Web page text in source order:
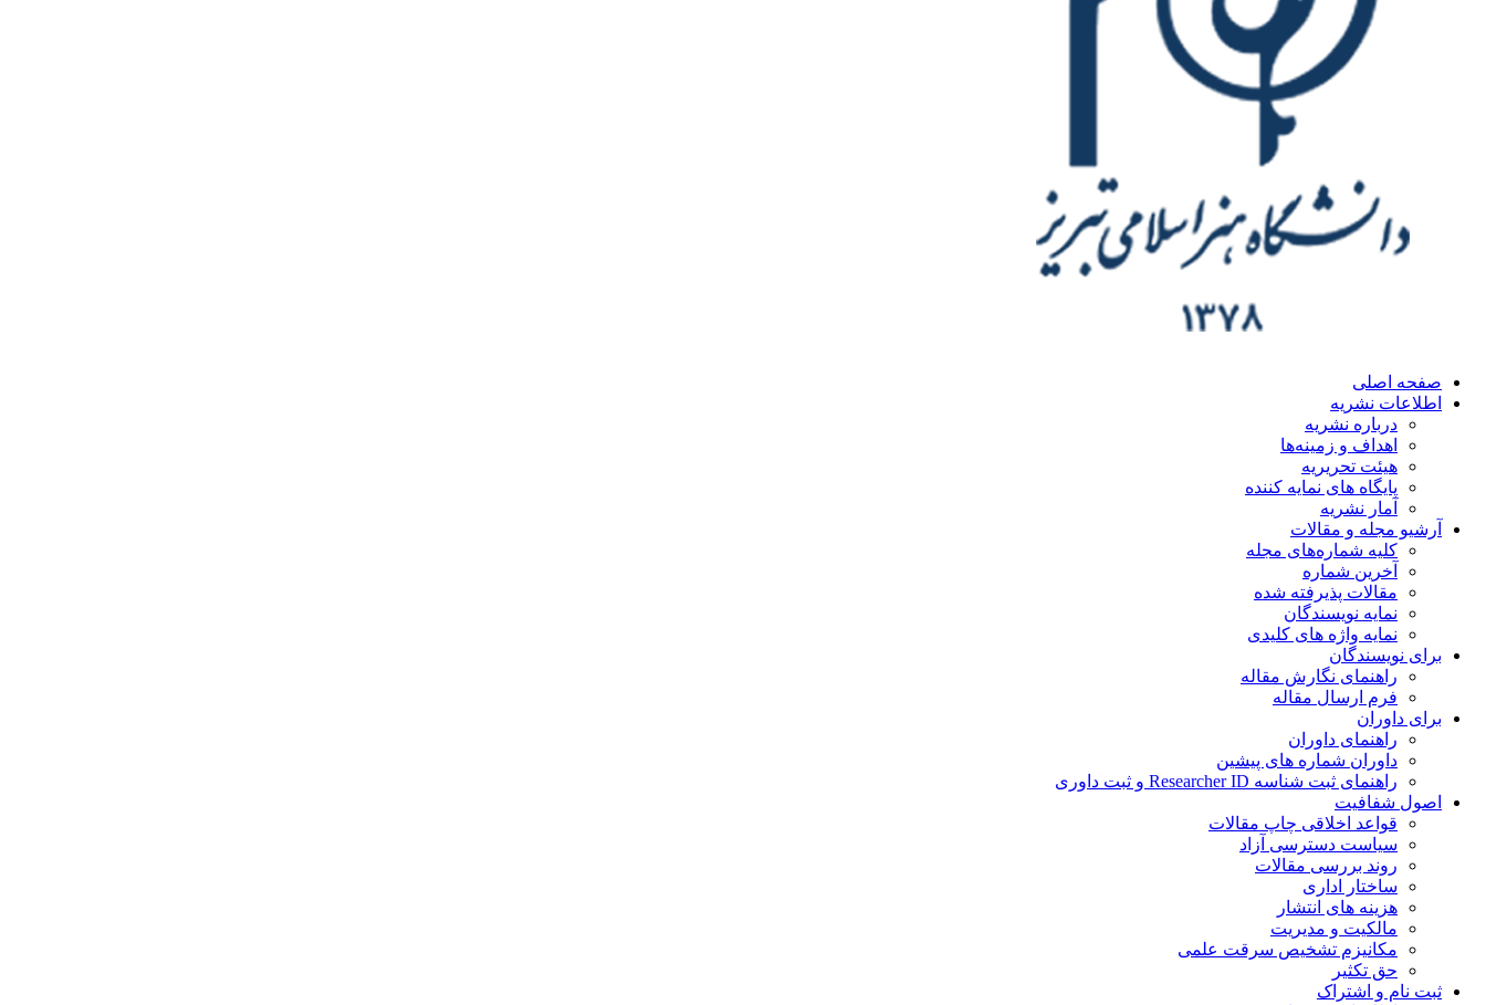
صفحه اصلی
اطلاعات نشریه
درباره نشریه
اهداف و زمینه‌ها
هیئت تحریریه
پایگاه های نمایه کننده
آمار نشریه
آرشیو مجله و مقالات
کلیه شماره‌های مجله
آخرین شماره
مقالات پذیرفته شده
نمایه نویسندگان
نمایه واژه های کلیدی
برای نویسندگان
راهنمای نگارش مقاله
فرم ارسال مقاله
برای داوران
راهنمای داوران
داوران شماره های پیشین
راهنمای ثبت شناسه Researcher ID و ثبت داوری
اصول شفافیت
قواعد اخلاقی چاپ مقالات
سیاست دسترسی آزاد
روند بررسی مقالات
ساختار اداری
هزینه های انتشار
مالکیت و مدیریت
مکانیزم تشخیص سرقت علمی
حق تکثیر
ثبت نام و اشتراک